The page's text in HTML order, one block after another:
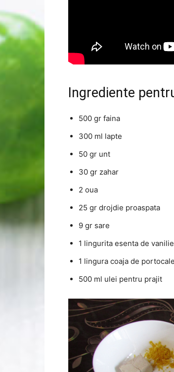
Ingrediente
500 gr faina
300 ml lapte
50 gr unt
30 gr zahar
2 oua
25 gr drojdie proaspata
9 gr sare
1 lingurita esenta de vanilie
1 lingura coaja de portocale
500 ml ulei pentru prajit